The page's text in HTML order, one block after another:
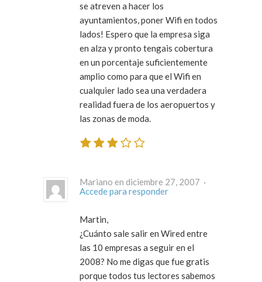
se atreven a hacer los
ayuntamientos, poner Wifi en todos
lados! Espero que la empresa siga
en alza y pronto tengais cobertura
en un porcentaje suficientemente
amplio como para que el Wifi en
cualquier lado sea una verdadera
realidad fuera de los aeropuertos y
las zonas de moda.
Mariano en diciembre 27, 2007 ·
Accede para responder
Martin,
¿Cuánto sale salir en Wired entre
las 10 empresas a seguir en el
2008? No me digas que fue gratis
porque todos tus lectores sabemos